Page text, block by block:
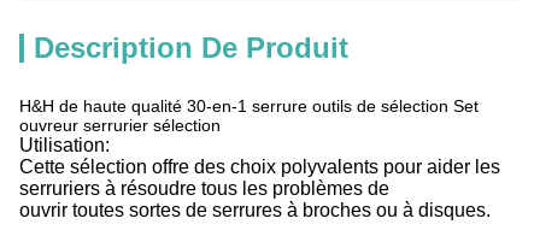
Description De Produit
H&H de haute qualité 30-en-1 serrure outils de sélection Set
ouvreur serrurier sélection
Utilisation:
Cette sélection offre des choix polyvalents pour aider les
serruriers à résoudre tous les problèmes de
ouvrir toutes sortes de serrures à broches ou à disques.